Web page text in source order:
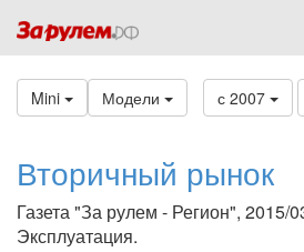
Mini Модели с 2007
Вторичный рынок
Газета "За рулем - Регион", 2015/
Эксплуатация.